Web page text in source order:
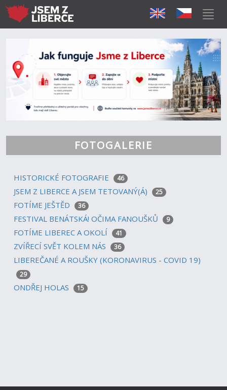
FOTOGALERIE
HISTORICKÉ FOTOGRAFIE 46
JSEM Z LIBERCE A JSEM TETOVANÝ(Á) 25
FOTÍME JEŠTĚD 36
FESTIVAL BENÁTSKÁ! OČIMA FANOUŠKŮ 9
FOTÍME LIBEREC A OKOLÍ 41
ZVÍŘECÍ SVĚT KOLEM NÁS 36
LIBEREČANÉ A ROUŠKY (KORONAVIRUS - COVID 19)
29
ONDŘEJ HOLAS 15